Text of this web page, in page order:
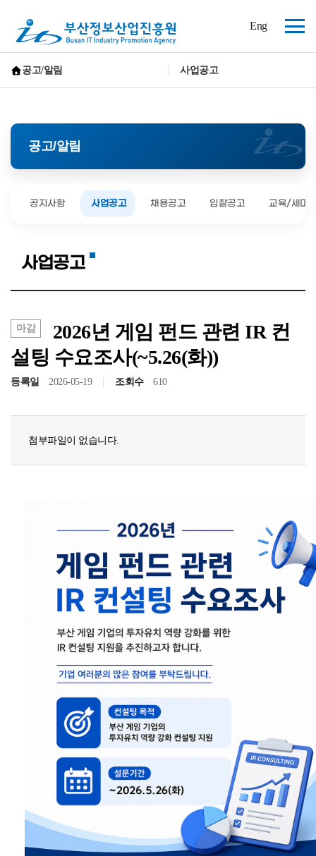
(재)
부
산
정
보
산
업
Eng
체
공고/알림 공지사항 사업공고
BIPA소식 보도자료 포토뉴스
사업안내 추진사업
자료실 정기간행물
BIPA소개 설립목적/연혁
공고/알림 사업공고
공고/알림
공지사항 사업공고 채용공고 입찰공고 교육/세미
사업공고
마감
2026년 게임 펀드 관련 IR 컨
설팅 수요조사(~5.26(화))
등록일 2026-05-19 조회수 610
첨부파일이 없습니다.